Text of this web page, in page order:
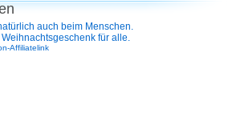
auch beim Menschen.
Weihnachtsgeschenk für alle.
Affiliatelink